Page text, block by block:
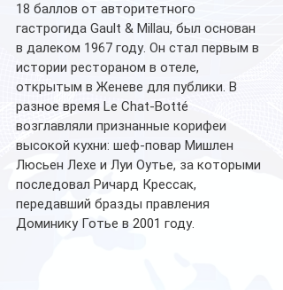
18 баллов от авторитетного
гастрогида Gault & Millau, был основан
в далеком 1967 году. Он стал первым в
истории рестораном в отеле,
открытым в Женеве для публики. В
разное время Le Chat-Botté
возглавляли признанные корифеи
высокой кухни: шеф-повар Мишлен
Люсьен Лехе и Луи Оутье, за которыми
последовал Ричард Крессак,
передавший бразды правления
Доминику Готье в 2001 году.